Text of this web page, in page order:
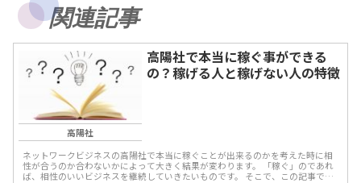
関連記事
高陽社
高陽社で本当に稼ぐ事ができる
の？稼げる人と稼げない人の特徴
ネットワークビジネスの高陽社で本当に稼ぐことが出来るのかを考えた時に相
性が合うのか合わないかによって大きく結果が変わります。 「稼ぐ」のであれ
ば、相性のいいビジネスを継続していきたいものです。 そこで、この記事では